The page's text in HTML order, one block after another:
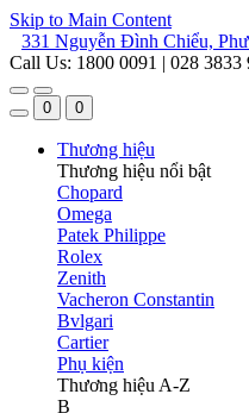
Skip to Main Content
331 Nguyễn Đình Chiểu,
Call Us: 1800 0091 | 028 3833
0 0
Thương hiệu
Thương hiệu nổi bật
Chopard
Omega
Patek Philippe
Rolex
Zenith
Vacheron Constantin
Bvlgari
Cartier
Phụ kiện
Thương hiệu A-Z
B